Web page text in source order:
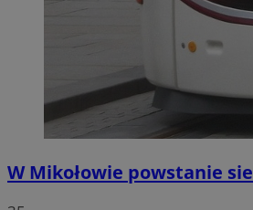
W Mikołowie powstanie